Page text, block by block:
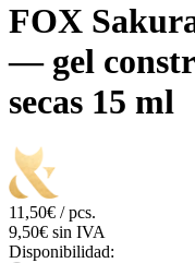
FOX
— gel
secas 15 ml
11,50€ / pcs.
9,50€ sin IVA
Disponibilidad: